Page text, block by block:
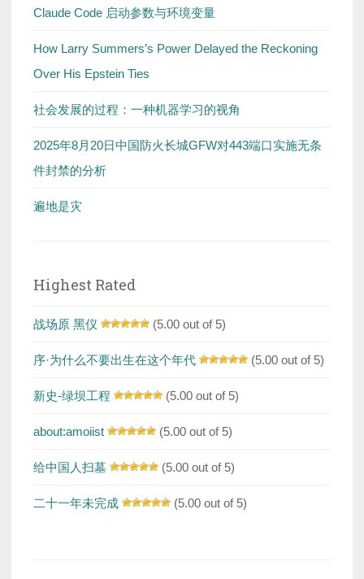
Claude Code 启动参数与环境变量
How Larry Summers’s Power Delayed the Reckoning
Over His Epstein Ties
社会发展的过程：一种机器学习的视角
2025年8月20日中国防火长城GFW对443端口实施无条
件封禁的分析
遍地是灾
Highest Rated
战场原 黑仪 (5.00 out of 5)
序·为什么不要出生在这个年代 (5.00 out of 5)
新史-绿坝工程 (5.00 out of 5)
about:amoiist (5.00 out of 5)
给中国人扫墓 (5.00 out of 5)
二十一年未完成 (5.00 out of 5)